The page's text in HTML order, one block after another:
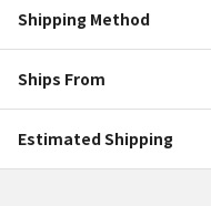
Shipping Method
Ships From
Estimated Shipping